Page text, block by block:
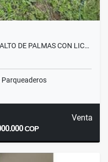
DE PALMAS CON LIC…
Parqueaderos
Venta
COP